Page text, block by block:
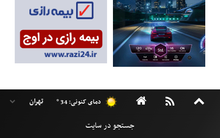
دمای کنونی: 34 °